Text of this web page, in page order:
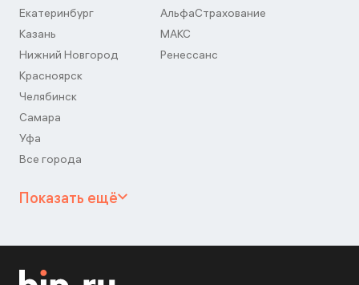
Екатеринбург
Казань
Нижний Новгород
Красноярск
Челябинск
Самара
Уфа
Все города
АльфаСтрахование
МАКС
Ренессанс
Показать ещё